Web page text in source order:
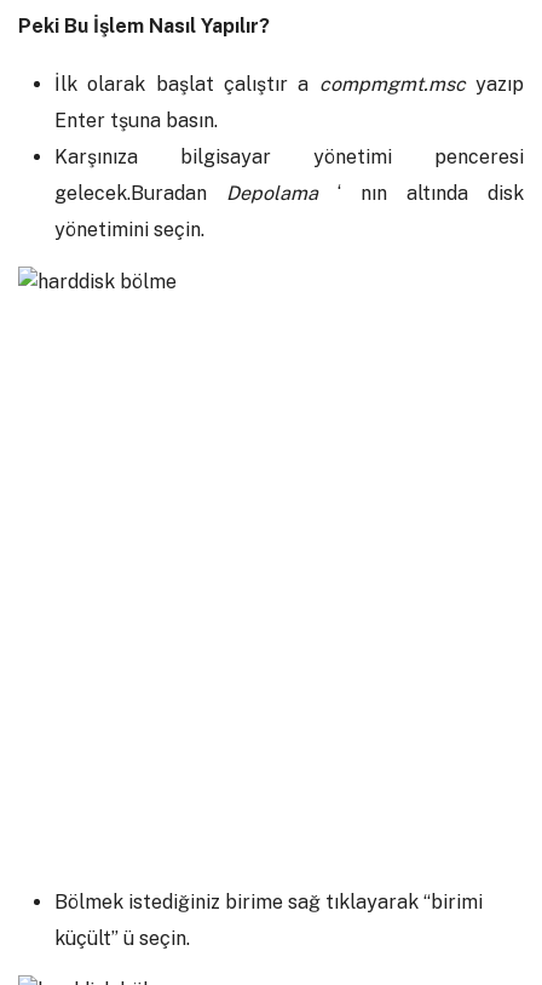
Peki Bu İşlem Nasıl Yapılır?
İlk olarak başlat çalıştır a compmgmt.mscyazıp
Enter tşuna basın.
Karşınıza bilgisayar yönetimi penceresi
gelecek.Buradan Depolama‘ nın altında disk
yönetimini seçin.
Bölmek istediğiniz birime sağ tıklayarak “birimi
küçült” ü seçin.